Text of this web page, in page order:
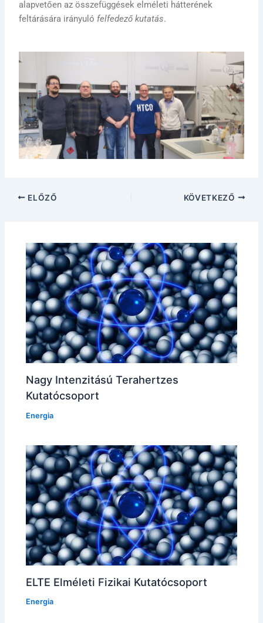
alapvetően az összefüggések elméleti hátterének
feltárására irányuló felfedező kutatás.
ELŐZŐ KÖVETKEZŐ
Nagy Intenzitású Terahertzes
Kutatócsoport
Energia
ELTE Elméleti Fizikai Kutatócsoport
Energia